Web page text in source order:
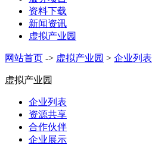
资料下载
新闻资讯
虚拟产业园
网站首页 -> 虚拟产业园 > 企业列表
虚拟产业园
企业列表
资源共享
合作伙伴
企业展示